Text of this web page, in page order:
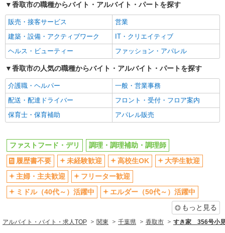
主婦・主夫歓迎
フリーター歓迎
ミドル（40代～）活躍中
エルダー（50代～）活躍中
シニア（60代～）活躍中
週2～3日勤務OK
短時間勤務（1日4h以内）OK
深夜
車通勤OK
扶養内勤務OK
交通費支給
社会保険あり
まかない・食事補助
社割・特典あり
制服貸与
研修制度あり
同じ職種から求人を探す
飲食・フード
ファストフード・デリ
調理・調理補助・調理師
同じ特徴から求人を探す
大学生歓迎
ミドル（40代～）活躍中
香取市の職種からバイト・アルバイト・パートを探す
販売・接客サービス
営業
建築・設備・アクティブワーク
IT・クリエイティブ
ヘルス・ビューティー
ファッション・アパレル
香取市の人気の職種からバイト・アルバイト・パートを探す
介護職・ヘルパー
一般・営業事務
配送・配達ドライバー
フロント・受付・フロア案内
保育士・保育補助
アパレル販売
ファストフード・デリ
調理・調理補助・調理師
履歴書不要
未経験歓迎 高校生OK
大学生歓迎
主婦・主夫歓迎
フリーター歓迎
ミドル（40代～）活躍中
エルダー（50代～）活躍中
もっと見る
アルバイト・バイト・求人TOP 関東 千葉県 香取市 すき家 356号小